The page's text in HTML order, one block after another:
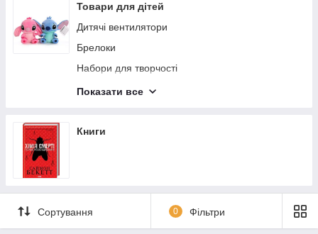
Товари для дітей
Дитячі вентилятори
Брелоки
Набори для творчості
Сквіши
Антистреси
Показати все
Книги
Сортування 0 Фільтри